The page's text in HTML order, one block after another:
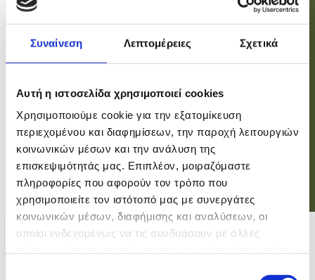
Συναίνεση Λεπτομέρειες Σχετικά
Αυτή η ιστοσελίδα χρησιμοποιεί cookies
Χρησιμοποιούμε cookie για την εξατομίκευση
περιεχομένου και διαφημίσεων, την παροχή λειτουργιών
κοινωνικών μέσων και την ανάλυση της
επισκεψιμότητάς μας. Επιπλέον, μοιραζόμαστε
πληροφορίες που αφορούν τον τρόπο που
χρησιμοποιείτε τον ιστότοπό μας με συνεργάτες
κοινωνικών μέσων, διαφήμισης και αναλύσεων, οι
οποίοι ενδεχομένως να τις συνδυάσουν με άλλες
Αρχική
Πολιτική
Οικονομία
Βουλή
Εσωτερικά
Ευρώπη
Κόσμος
Αθλητικά
Virals
Επιστήμες
Σύνδεση
Σύνδεση